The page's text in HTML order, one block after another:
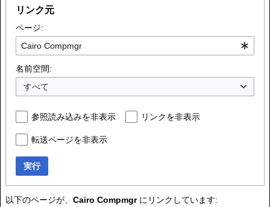
リンク元
ページ:
名前空間:
すべて
参照読み込みを非表示 リンクを非表示
転送ページを非表示
実行
以下のページが、 Cairo Compmgrにリンクしています: